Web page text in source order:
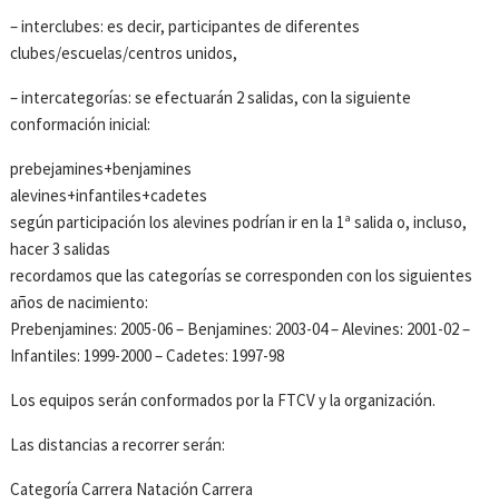
– interclubes: es decir, participantes de diferentes
clubes/escuelas/centros unidos,
– intercategorías: se efectuarán 2 salidas, con la siguiente
conformación inicial:
prebejamines+benjamines
alevines+infantiles+cadetes
según participación los alevines podrían ir en la 1ª salida o, incluso,
hacer 3 salidas
recordamos que las categorías se corresponden con los siguientes
años de nacimiento:
Prebenjamines: 2005-06 – Benjamines: 2003-04 – Alevines: 2001-02 –
Infantiles: 1999-2000 – Cadetes: 1997-98
Los equipos serán conformados por la FTCV y la organización.
Las distancias a recorrer serán:
Categoría Carrera Natación Carrera